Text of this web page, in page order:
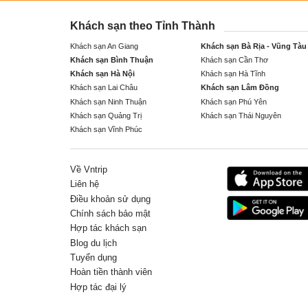
Khách sạn theo Tỉnh Thành
Khách sạn An Giang
Khách sạn Bà Rịa - Vũng Tàu
Khách sạn Bình Thuận
Khách sạn Cần Thơ
Khách sạn Hà Nội
Khách sạn Hà Tĩnh
Khách sạn Lai Châu
Khách sạn Lâm Đồng
Khách sạn Ninh Thuận
Khách sạn Phú Yên
Khách sạn Quảng Trị
Khách sạn Thái Nguyên
Khách sạn Vĩnh Phúc
Về Vntrip
Liên hệ
Điều khoản sử dụng
Chính sách bảo mật
Hợp tác khách sạn
Blog du lịch
Tuyển dụng
Hoàn tiền thành viên
Hợp tác đại lý